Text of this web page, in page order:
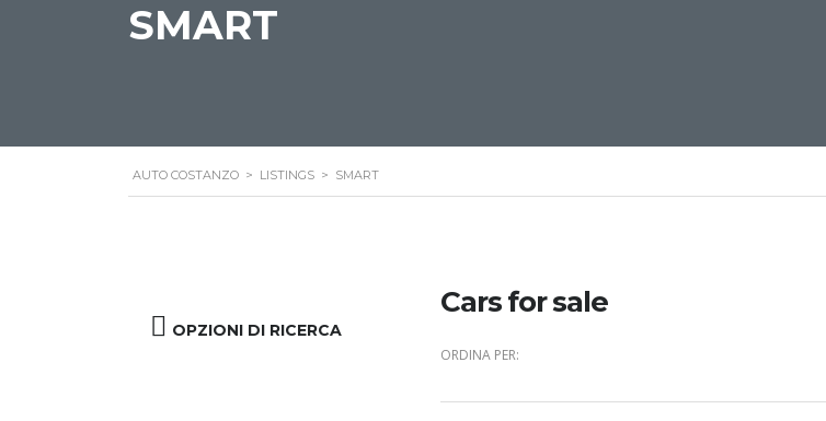
SMART
AUTO COSTANZO > LISTINGS > SMART
OPZIONI DI RICERCA
Cars for sale
ORDINA PER: